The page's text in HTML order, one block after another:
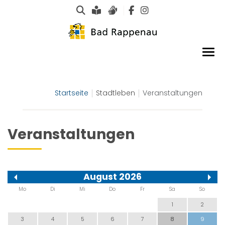
Suche
Leichte Sprache
Gebärdensprachen
Startseite Stadtleben Veranstaltungen
Veranstaltungen
August 2026
Mo Di Mi Do Fr Sa So
1
2
3
4 5 6 7 8
9